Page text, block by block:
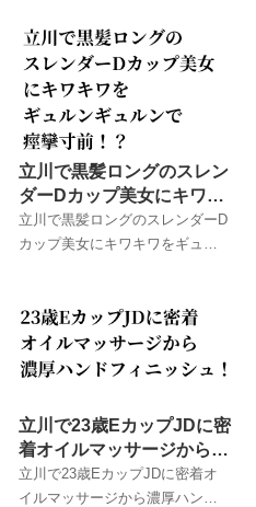
が実際に体験したメンズエステ
でのハプニング体験談！
立川で黒髪ロングのスレン
ダーDカップ美女にキワキ
ワをギュルンギュルンで痙
攣寸前！？
立川で黒髪ロングのスレンダーD
カップ美女にキワキワをギュル
メンズエステでのハプニング体
験談！
立川で23歳EカップJDに密
着オイルマッサージから濃
厚ハンドフィニッシュ！
立川で23歳EカップJDに密着オ
イルマッサージから濃厚ハンド